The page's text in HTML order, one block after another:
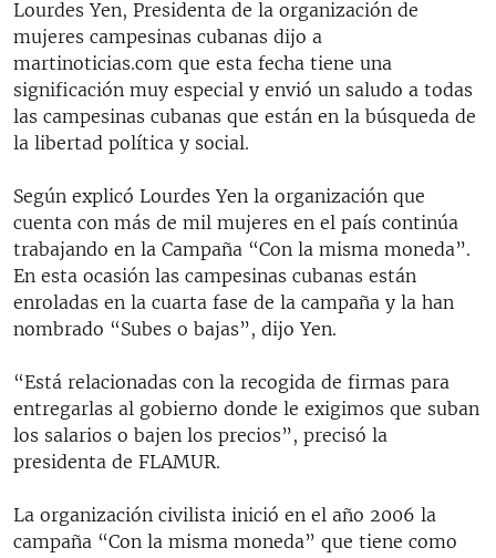
Lourdes Yen, Presidenta de la organización de
mujeres campesinas cubanas dijo a
martinoticias.com que esta fecha tiene una
significación muy especial y envió un saludo a todas
las campesinas cubanas que están en la búsqueda de
la libertad política y social.
Según explicó Lourdes Yen la organización que
cuenta con más de mil mujeres en el país continúa
trabajando en la Campaña “Con la misma moneda”.
En esta ocasión las campesinas cubanas están
enroladas en la cuarta fase de la campaña y la han
nombrado “Subes o bajas”, dijo Yen.
“Está relacionadas con la recogida de firmas para
entregarlas al gobierno donde le exigimos que suban
los salarios o bajen los precios”, precisó la
presidenta de FLAMUR.
La organización civilista inició en el año 2006 la
campaña “Con la misma moneda” que tiene como